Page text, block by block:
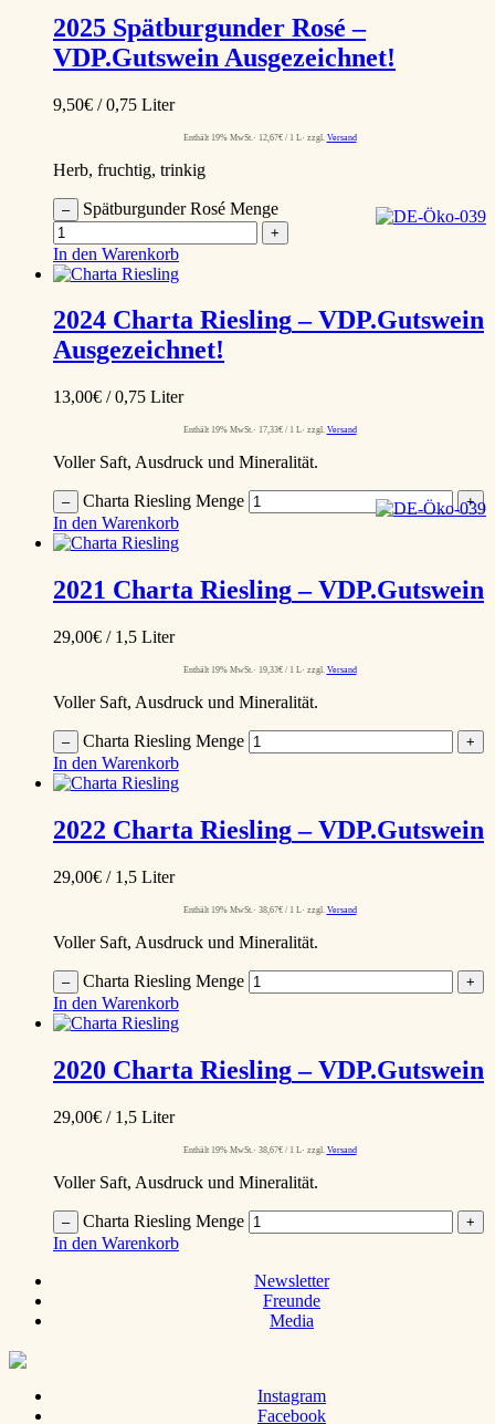
2025 Spätburgunder Rosé –
VDP.Gutswein Ausgezeichnet!
9,50€ / 0,75 Liter
Enthält 19% MwSt. 12,67€/ 1 L zzgl. Versand
Herb, fruchtig, trinkig
– Spätburgunder Rosé Menge
+
In den Warenkorb
2024 Charta Riesling– VDP.Gutswein
Ausgezeichnet!
13,00€ / 0,75 Liter
Enthält 19% MwSt. 17,33€/ 1 L zzgl. Versand
Voller Saft, Ausdruck und Mineralität.
– Charta Riesling Menge +
In den Warenkorb
2021 Charta Riesling– VDP.Gutswein
29,00€ / 1,5 Liter
Enthält 19% MwSt. 19,33€/ 1 L zzgl. Versand
Voller Saft, Ausdruck und Mineralität.
– Charta Riesling Menge +
In den Warenkorb
2022 Charta Riesling– VDP.Gutswein
29,00€ / 1,5 Liter
Enthält 19% MwSt. 38,67€/ 1 L zzgl. Versand
Voller Saft, Ausdruck und Mineralität.
– Charta Riesling Menge +
In den Warenkorb
2020 Charta Riesling– VDP.Gutswein
29,00€ / 1,5 Liter
Enthält 19% MwSt. 38,67€/ 1 L zzgl. Versand
Voller Saft, Ausdruck und Mineralität.
– Charta Riesling Menge +
In den Warenkorb
Newsletter
Freunde
Media
Instagram
Facebook